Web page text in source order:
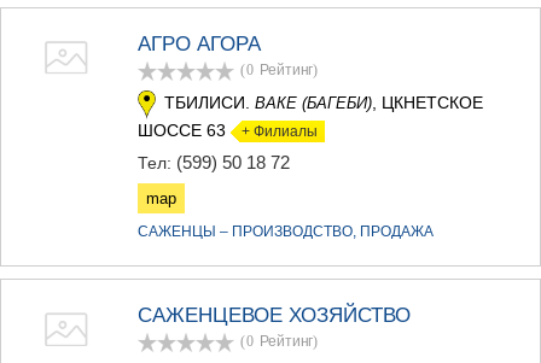
ШИДА КАРТЛИ
ГОРИ
АГРО АГОРА
(0 Рейтинг)
ТБИЛИСИ. ВАКЕ (БАГЕБИ) , ЦКНЕТСКОЕ
ШОССЕ 63 + Филиалы
Тел: (599) 50 18 72
map
САЖЕНЦЫ – ПРОИЗВОДСТВО, ПРОДАЖА
САЖЕНЦЕВОЕ ХОЗЯЙСТВО
(0 Рейтинг)